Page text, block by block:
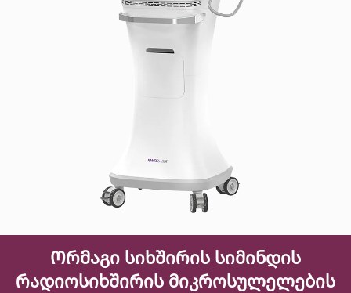
Ორმაგი სიხშირის სიმინდის
რადიოსიხშირის მიკროსულელების